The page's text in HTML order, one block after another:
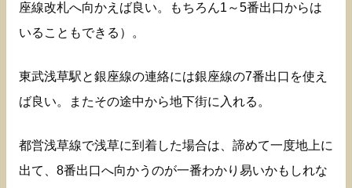
座線改札へ向かえば良い。もちろん1～5番出口からは
いることもできる）。
東武浅草駅と銀座線の連絡には銀座線の7番出口を使え
ば良い。またその途中から地下街に入れる。
都営浅草線で浅草に到着した場合は、諦めて一度地上に
出て、8番出口へ向かうのが一番わかり易いかもしれな